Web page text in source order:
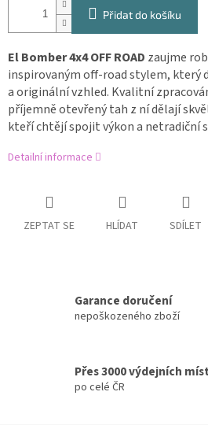
Přidat do košíku
El Bomber 4x4 OFF ROAD zaujme
inspirovaným off-road stylem, který
a originální vzhled. Kvalitní
příjemně otevřený tah z ní dělají
kteří chtějí spojit výkon a netradiční
Detailní informace
ZEPTAT SE HLÍDAT SDÍLET
Garance doručení
nepoškozeného zboží
Přes 3000 výdejních míst
po celé ČR